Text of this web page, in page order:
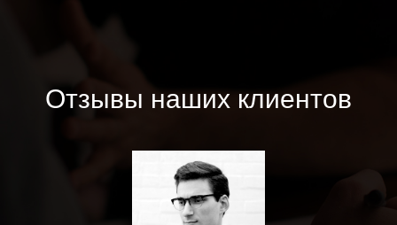
Отзывы наших клиентов